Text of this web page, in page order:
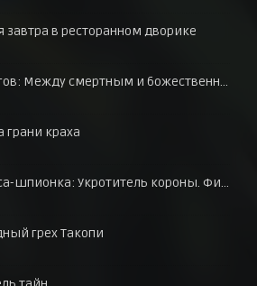
завтра в ресторанном дворике
Палач богов: Между смертным и божественным царством
грани краха
Принцесса-шпионка: Укротитель короны. Фильм третий
грех Такопи